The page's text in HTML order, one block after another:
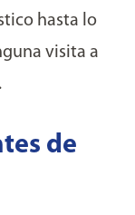
hasta lo
visita a
de